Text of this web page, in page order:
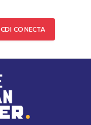
CDI CONECTA